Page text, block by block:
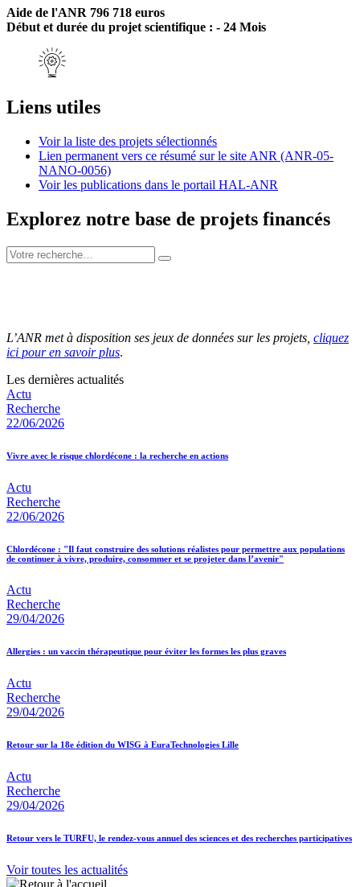
Aide de l'ANR 796 718 euros
Début et durée du projet scientifique : - 24 Mois
Liens utiles
Voir la liste des projets sélectionnés
Lien permanent vers ce résumé sur le site ANR (ANR-05-
NANO-0056)
Voir les publications dans le portail HAL-ANR
Explorez notre base de projets financés
L’ANR met à disposition ses jeux de données sur les projets, cliquez
ici pour en savoir plus.
Les dernières actualités
Actu
Recherche
22/06/2026
Vivre avec le risque chlordécone : la recherche en actions
Actu
Recherche
22/06/2026
Chlordécone : "Il faut construire des solutions réalistes pour permettre aux populations
de continuer à vivre, produire, consommer et se projeter dans l’avenir"
Actu
Recherche
29/04/2026
Allergies : un vaccin thérapeutique pour éviter les formes les plus graves
Actu
Recherche
29/04/2026
Retour sur la 18e édition du WISG à EuraTechnologies Lille
Actu
Recherche
29/04/2026
Retour vers le TURFU, le rendez-vous annuel des sciences et des recherches participatives
Voir toutes les actualités